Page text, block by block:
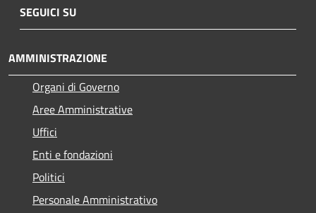
SEGUICI SU
AMMINISTRAZIONE
Organi di Governo
Aree Amministrative
Uffici
Enti e fondazioni
Politici
Personale Amministrativo